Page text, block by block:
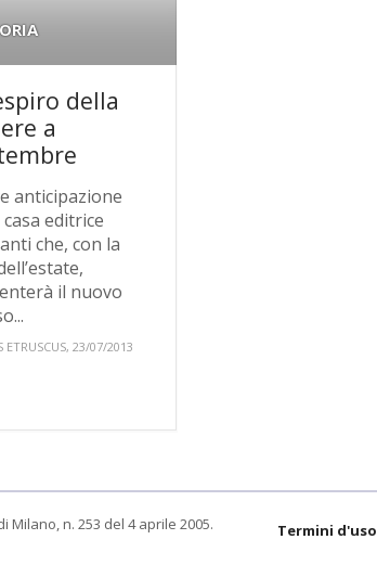
della
a
anticipazione
editrice
che, con la
il nuovo
ETRUSCUS, 23/07/2013
Termini d'uso
Milano, n. 253 del 4 aprile 2005.